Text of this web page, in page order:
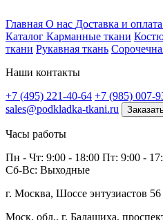
Главная О нас Доставка и оплата
Каталог Карманные ткани
ткани Рукавная ткань
Наши контакты
+7 (495) 221-40-64 +7 (985) 007-
sales@podkladka-tkani.ru
Часы работы
Пн - Чт: 9:00 - 18:00 Пт: 9:00 -
Сб-Вс: Выходные
г. Москва, Шоссе энтузиастов 56
Моск. обл., г. Балашиха,